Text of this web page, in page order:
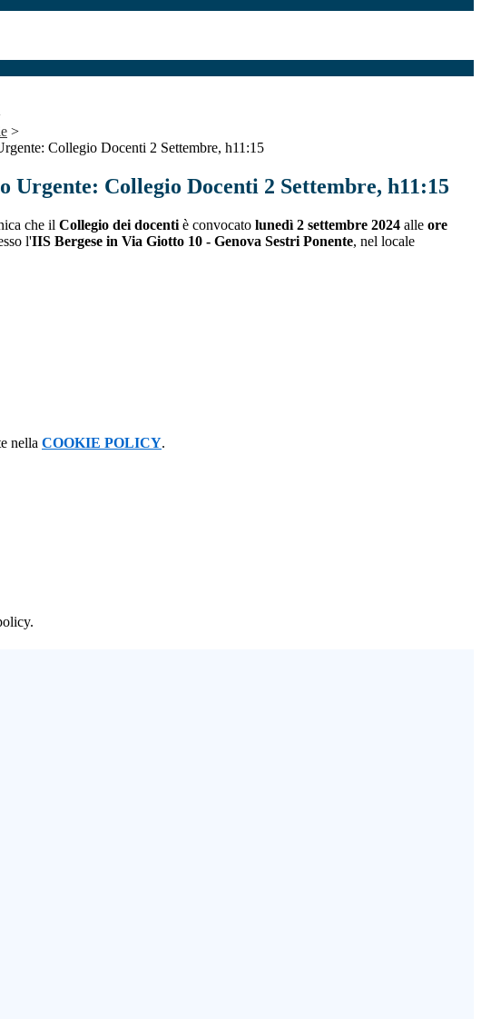
>
Collegio Docenti 2 Settembre, h11:15
Urgente: Collegio Docenti 2 Settembre, h11:15
che il Collegio dei docenti è convocato lunedì 2 settembre 2024 alle ore
l'IIS Bergese in Via Giotto 10 - Genova Sestri Ponente, nel locale
nella COOKIE POLICY.